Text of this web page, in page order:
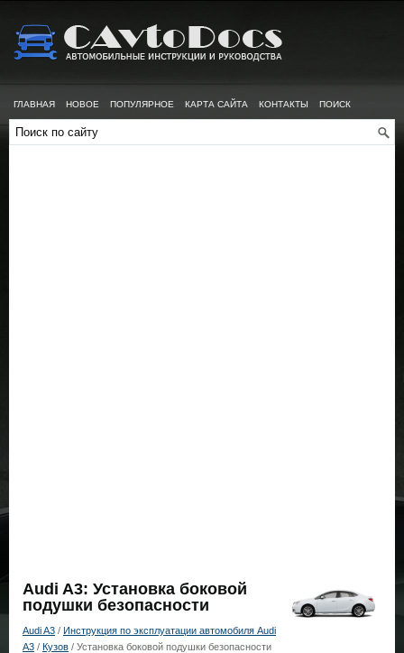
ГЛАВНАЯ НОВОЕ ПОПУЛЯРНОЕ КАРТА САЙТА КОНТАКТЫ ПОИСК
Audi A3: Установка боковой
подушки безопасности
Audi A3 / Инструкция по эксплуатации автомобиля Audi
A3 / Кузов / Установка боковой подушки безопасности